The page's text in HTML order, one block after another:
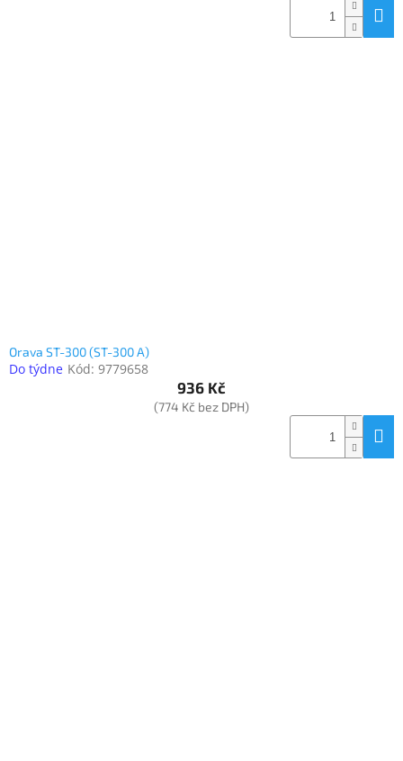
Orava ST-300 (ST-300 A)
Do týdne Kód: 9779658
936 Kč
(774 Kč bez DPH)